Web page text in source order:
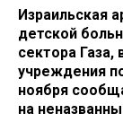
Израильская
детской
сектора Газа,
учреждения
ноября
на